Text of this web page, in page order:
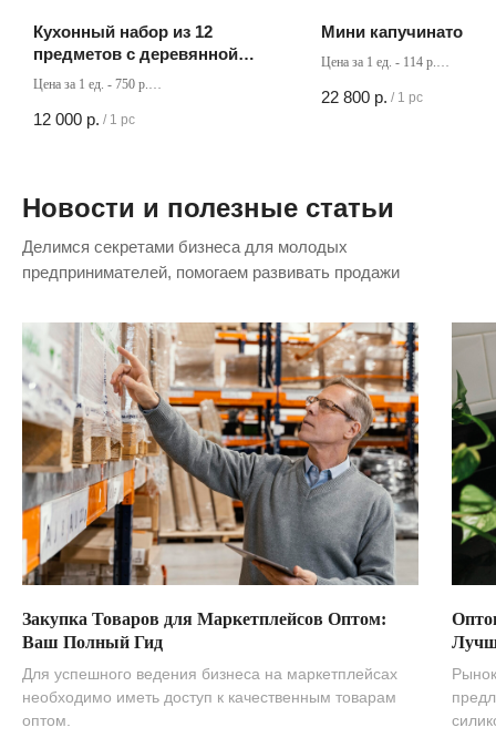
Кухонный набор из 12
предметов с деревянной
ручкой темно-серый
Цена за 1 ед. - 750 р.
12 000 р. / 1 pc
Мини капучинатор
Цена за 1 ед. - 114 р.
22 800 р. / 1 pc
Новости и полезные статьи
Делимся секретами бизнеса для молодых
предпринимателей, помогаем развивать продажи
Закупка Товаров для Маркетплейсов Оптом:
Ваш Полный Гид
Для успешного ведения бизнеса на маркетплейсах
необходимо иметь доступ к качественным товарам
оптом.